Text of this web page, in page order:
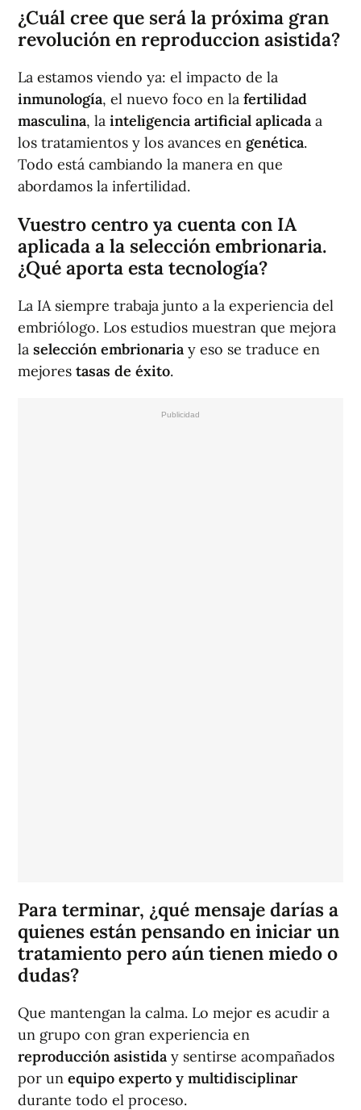
¿Cuál cree que será la próxima gran
revolución en reproduccion asistida?
La estamos viendo ya: el impacto de la
inmunología, el nuevo foco en la fertilidad
masculina, la inteligencia artificial aplicada a
los tratamientos y los avances en genética.
Todo está cambiando la manera en que
abordamos la infertilidad.
Vuestro centro ya cuenta con IA
aplicada a la selección embrionaria.
¿Qué aporta esta tecnología?
La IA siempre trabaja junto a la experiencia del
embriólogo. Los estudios muestran que mejora
la selección embrionaria y eso se traduce en
mejores tasas de éxito.
Para terminar, ¿qué mensaje darías a
quienes están pensando en iniciar un
tratamiento pero aún tienen miedo o
dudas?
Que mantengan la calma. Lo mejor es acudir a
un grupo con gran experiencia en
reproducción asistida y sentirse acompañados
por un equipo experto y multidisciplinar
durante todo el proceso.